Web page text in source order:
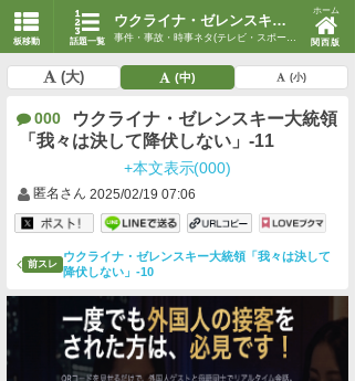
板移動 話題一覧
ウクライナ・ゼレンスキー大統領「我々は決して降伏しない」-11
事件・事故・時事ネタ(テレビ・スポーツ・時事)
ホーム
関西版
(大) (中) (小)
000
ウクライナ・ゼレンスキー大統領
「我々は決して降伏しない」-11
+本文表示(000)
匿名さん 2025/02/19 07:06
前スレ
ウクライナ・ゼレンスキー大統領「我々は決して
降伏しない」-10